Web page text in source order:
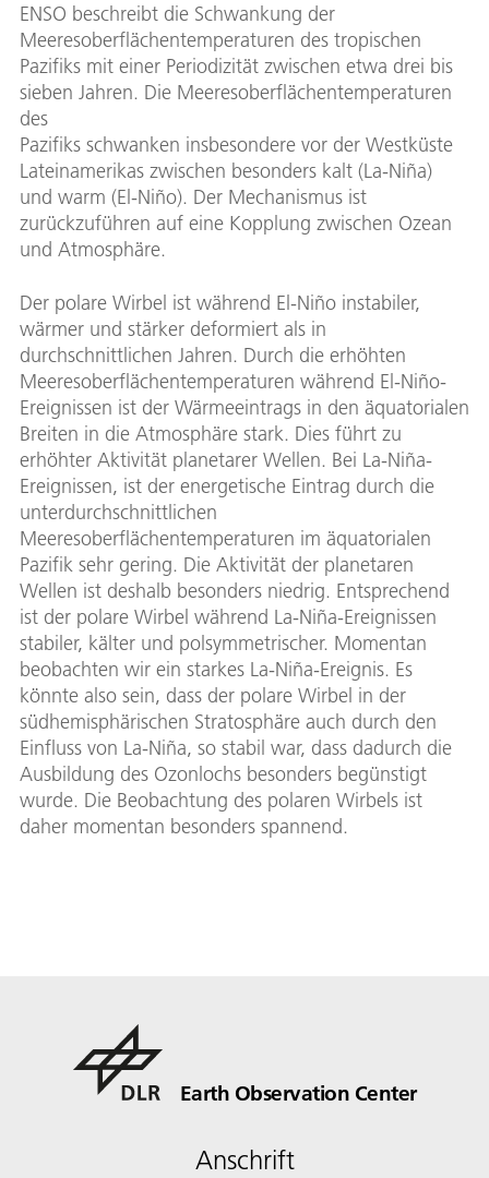
ENSO beschreibt die Schwankung der
Meeresoberflächentemperaturen des tropischen
Pazifiks mit einer Periodizität zwischen etwa drei bis
sieben Jahren. Die Meeresoberflächentemperaturen
des
Pazifiks schwanken insbesondere vor der Westküste
Lateinamerikas zwischen besonders kalt (La-Niña)
und warm (El-Niño). Der Mechanismus ist
zurückzuführen auf eine Kopplung zwischen Ozean
und Atmosphäre.
Der polare Wirbel ist während El-Niño instabiler,
wärmer und stärker deformiert als in
durchschnittlichen Jahren. Durch die erhöhten
Meeresoberflächentemperaturen während El-Niño-
Ereignissen ist der Wärmeeintrags in den äquatorialen
Breiten in die Atmosphäre stark. Dies führt zu
erhöhter Aktivität planetarer Wellen. Bei La-Niña-
Ereignissen, ist der energetische Eintrag durch die
unterdurchschnittlichen
Meeresoberflächentemperaturen im äquatorialen
Pazifik sehr gering. Die Aktivität der planetaren
Wellen ist deshalb besonders niedrig. Entsprechend
ist der polare Wirbel während La-Niña-Ereignissen
stabiler, kälter und polsymmetrischer. Momentan
beobachten wir ein starkes La-Niña-Ereignis. Es
könnte also sein, dass der polare Wirbel in der
südhemisphärischen Stratosphäre auch durch den
Einfluss von La-Niña, so stabil war, dass dadurch die
Ausbildung des Ozonlochs besonders begünstigt
wurde. Die Beobachtung des polaren Wirbels ist
daher momentan besonders spannend.
Earth Observation Center
Anschrift